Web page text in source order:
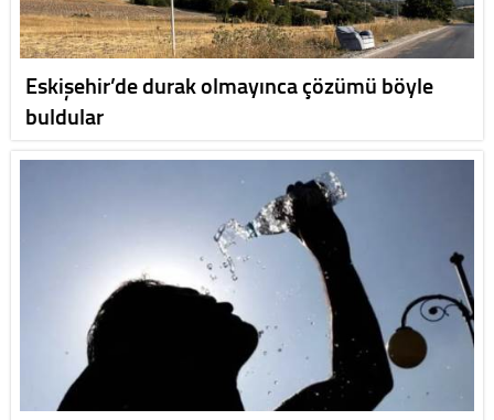
Eskişehir’de durak olmayınca çözümü böyle
buldular